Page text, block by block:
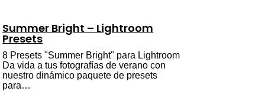
Summer Bright – Lightroom
Presets
8 Presets "Summer Bright" para Lightroom
Da vida a tus fotografías de verano con
nuestro dinámico paquete de presets
para…